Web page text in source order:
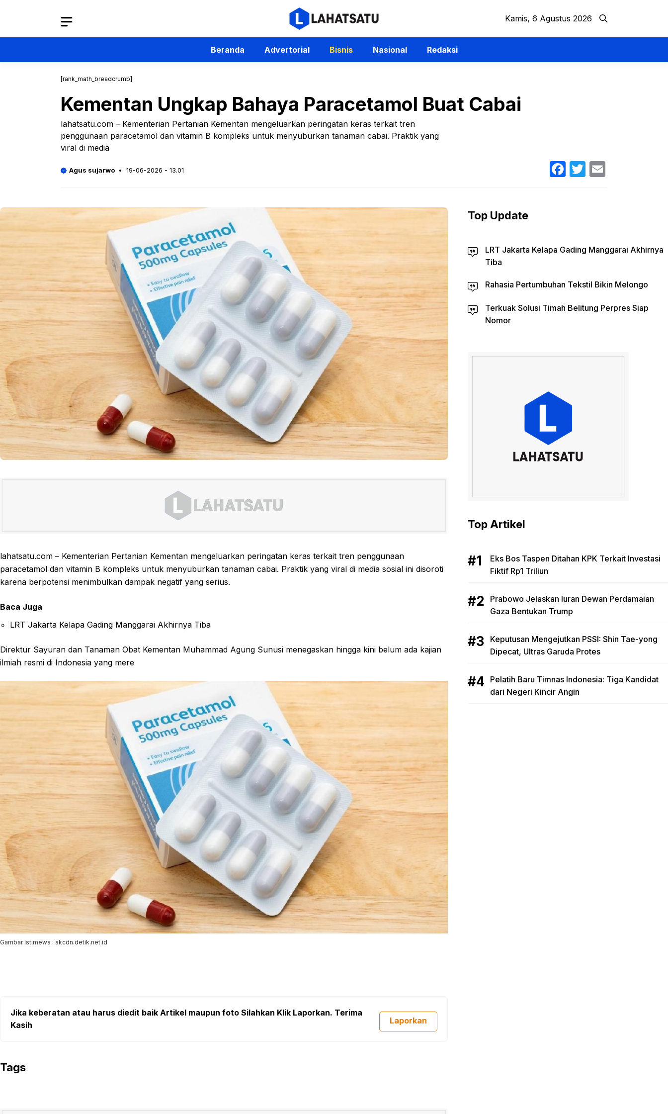
Kamis, 6 Agustus 2026
Beranda Advertorial Bisnis Nasional Redaksi
[rank_math_breadcrumb]
Kementan Ungkap Bahaya Paracetamol Buat Cabai
lahatsatu.com – Kementerian Pertanian Kementan mengeluarkan peringatan keras terkait tren
penggunaan paracetamol dan vitamin B kompleks untuk menyuburkan tanaman cabai. Praktik yang
viral di media
Agus sujarwo 19-06-2026 - 13.01 Facebook
Twitter
lahatsatu.com – Kementerian Pertanian Kementan mengeluarkan peringatan keras terkait tren penggunaan
paracetamol dan vitamin B kompleks untuk menyuburkan tanaman cabai. Praktik yang viral di media sosial ini disoroti
karena berpotensi menimbulkan dampak negatif yang serius.
Baca Juga
LRT Jakarta Kelapa Gading Manggarai Akhirnya Tiba
Direktur Sayuran dan Tanaman Obat Kementan Muhammad Agung Sunusi menegaskan hingga kini belum ada kajian
ilmiah resmi di Indonesia yang mere
Gambar Istimewa : akcdn.detik.net.id
Jika keberatan atau harus diedit baik Artikel maupun foto Silahkan Klik Laporkan. Terima
Kasih
Laporkan
Tags
Top Update
LRT Jakarta Kelapa Gading Manggarai Akhirnya
Tiba
Rahasia Pertumbuhan Tekstil Bikin Melongo
Terkuak Solusi Timah Belitung Perpres Siap
Nomor
Top Artikel
Eks Bos Taspen Ditahan KPK Terkait Investasi
Fiktif Rp1 Triliun
Prabowo Jelaskan Iuran Dewan Perdamaian
Gaza Bentukan Trump
Keputusan Mengejutkan PSSI: Shin Tae-yong
Dipecat, Ultras Garuda Protes
Pelatih Baru Timnas Indonesia: Tiga Kandidat
dari Negeri Kincir Angin